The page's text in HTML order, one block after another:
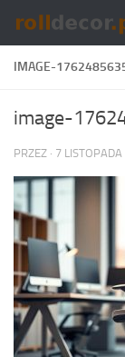
Skip to content
IMAGE-
image-
PRZEZ · 7